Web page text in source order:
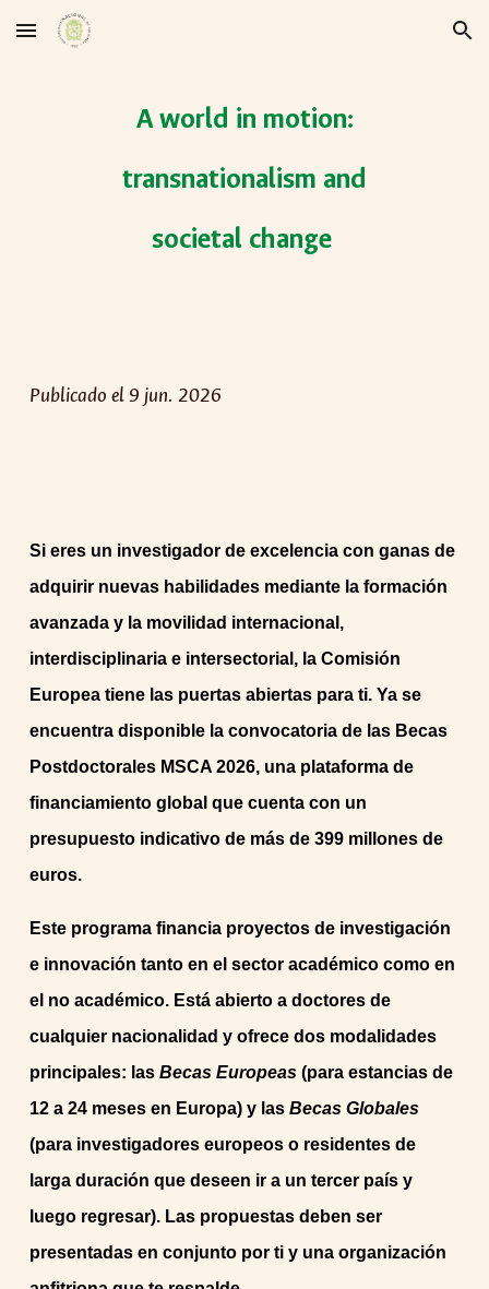
Skip to main content Skip to navigation
A world in motion:
transnationalism and
societal change
Publicado el 9 jun. 2026
Si eres un investigador de excelencia con ganas de
adquirir nuevas habilidades mediante la formación
avanzada y la movilidad internacional,
interdisciplinaria e intersectorial, la Comisión
Europea tiene las puertas abiertas para ti. Ya se
encuentra disponible la convocatoria de las Becas
Postdoctorales MSCA 2026, una plataforma de
financiamiento global que cuenta con un
presupuesto indicativo de más de 399 millones de
euros.
Este programa financia proyectos de investigación
e innovación tanto en el sector académico como en
el no académico. Está abierto a doctores de
cualquier nacionalidad y ofrece dos modalidades
principales: lasBecas Europeas (para estancias de
12 a 24 meses en Europa) y lasBecas Globales
(para investigadores europeos o residentes de
larga duración que deseen ir a un tercer país y
luego regresar). Las propuestas deben ser
presentadas en conjunto por ti y una organización